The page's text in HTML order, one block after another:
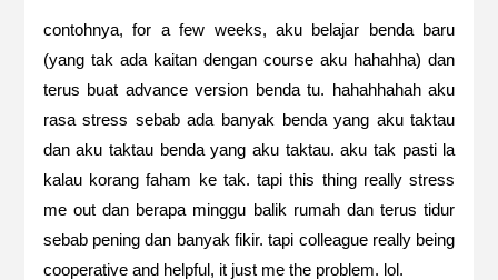
contohnya, for a few weeks, aku belajar benda baru
(yang tak ada kaitan dengan course aku hahahha) dan
terus buat advance version benda tu. hahahhahah aku
rasa stress sebab ada banyak benda yang aku taktau
dan aku taktau benda yang aku taktau. aku tak pasti la
kalau korang faham ke tak. tapi this thing really stress
me out dan berapa minggu balik rumah dan terus tidur
sebab pening dan banyak fikir. tapi colleague really being
cooperative and helpful, it just me the problem. lol.